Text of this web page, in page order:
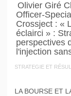
Olivier Giré
Officer-
Crossject : «
éclairci » :
perspectives
l'injection
STRATEGIE ET
LA BOURSE ET